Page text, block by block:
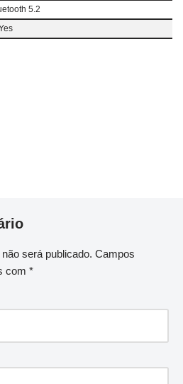
5.2
será publicado. Campos
com *